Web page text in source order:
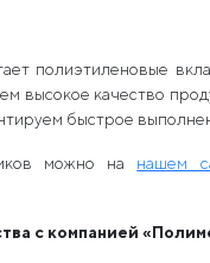
полиэтиленовые
высокое качество
быстрое
можно на нашем
с компанией